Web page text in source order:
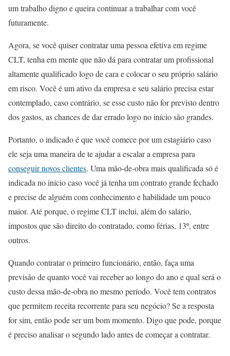
um trabalho digno e queira continuar a trabalhar com você
futuramente.
Agora, se você quiser contratar uma pessoa efetiva em regime
CLT, tenha em mente que não dá para contratar um profissional
altamente qualificado logo de cara e colocar o seu próprio salário
em risco. Você é um ativo da empresa e seu salário precisa estar
contemplado, caso contrário, se esse custo não for previsto dentro
dos gastos, as chances de dar errado logo no início são grandes.
Portanto, o indicado é que você comece por um estagiário caso
ele seja uma maneira de te ajudar a escalar a empresa para
conseguir novos clientes. Uma mão-de-obra mais qualificada só é
indicada no início caso você já tenha um contrato grande fechado
e precise de alguém com conhecimento e habilidade um pouco
maior. Até porque, o regime CLT inclui, além do salário,
impostos que são direito do contratado, como férias, 13º, entre
outros.
Quando contratar o primeiro funcionário, então, faça uma
previsão de quanto você vai receber ao longo do ano e qual será o
custo dessa mão-de-obra no mesmo período. Você tem contratos
que permitem receita recorrente para seu negócio? Se a resposta
for sim, então pode ser um bom momento. Digo que pode, porque
é preciso analisar o segundo lado antes de começar a contratar.